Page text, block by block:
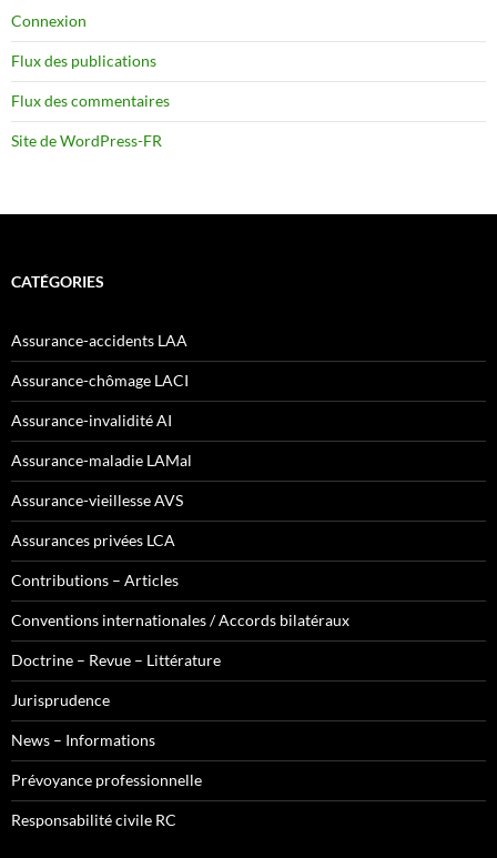
Connexion
Flux des publications
Flux des commentaires
Site de WordPress-FR
CATÉGORIES
Assurance-accidents LAA
Assurance-chômage LACI
Assurance-invalidité AI
Assurance-maladie LAMal
Assurance-vieillesse AVS
Assurances privées LCA
Contributions – Articles
Conventions internationales / Accords bilatéraux
Doctrine – Revue – Littérature
Jurisprudence
News – Informations
Prévoyance professionnelle
Responsabilité civile RC